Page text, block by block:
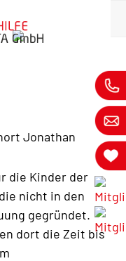
Jonathan
die Kinder der
nicht in den
gegründet.
dort die Zeit bis